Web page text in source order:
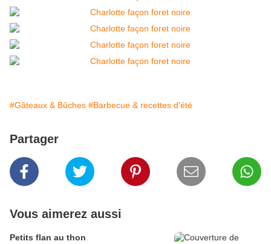
#Gâteaux & Bûches #Barbecue & recettes d'été
Partager
Vous aimerez aussi
Petits flan au thon